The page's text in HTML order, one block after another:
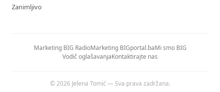
Zanimljivo
Marketing BIG RadioMarketing BIGportal.baMi smo BIG
Vodič oglašavanjaKontaktirajte nas
© 2026 Jelena Tomić — Sva prava zadržana.